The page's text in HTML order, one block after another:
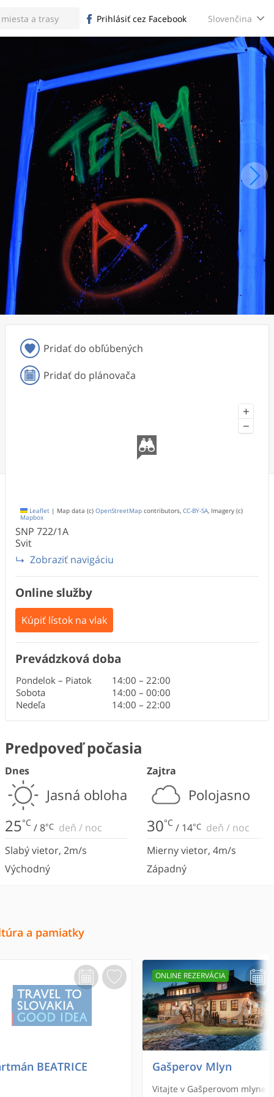
Prihlásiť cez Facebook Slovenčina
Pridať do obľúbených
Pridať do plánovača
+
−
Leaflet | Map data (c) OpenStreetMap contributors, CC-BY-SA , Imagery (c)
Mapbox
SNP 722/1A
Svit
Zobraziť navigáciu
Online služby
Kúpiť lístok na vlak
Prevádzková doba
Pondelok – Piatok 14:00 – 22:00
Sobota
14:00 – 00:00
Nedeľa
14:00 – 22:00
Predpoveď počasia
Dnes
Jasná obloha
25°C / 8°C deň / noc
Slabý vietor, 2m/s
Východný
Zajtra
Polojasno
30°C / 14°C deň / noc
Mierny vietor, 4m/s
Západný
a pamiatky
BEATRICE Gašperov Mlyn
Vitajte v Gašperovom mlyne -
ONLINE REZERVÁCIA